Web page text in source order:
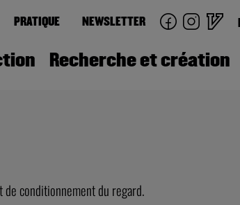
PRATIQUE NEWSLETTER
Recherche et création
de conditionnement du regard.